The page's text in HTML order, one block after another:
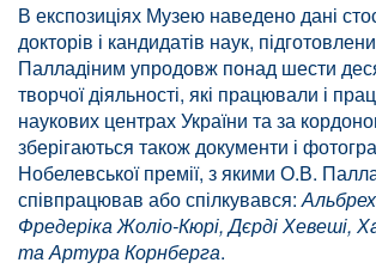
В експозиціях Музею наведено дані
докторів і кандидатів наук,
Палладіним упродовж понад шести
творчої діяльності, які працювали і
наукових центрах України та за
зберігаються також документи і
Нобелевської премії, з якими О.В.
співпрацював або спілкувався:
Фредеріка Жоліо-Кюрі, Дєрді Хевеші,
та Артура Корнберга.